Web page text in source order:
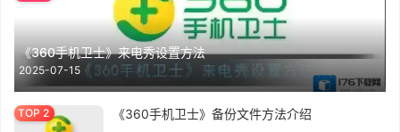
《360手机卫士》来电秀设置方法
2025-07-15
《360手机卫士》备份文件方法介绍